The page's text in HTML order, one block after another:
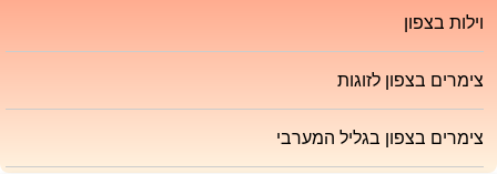
וילות בצפון
צימרים בצפון לזוגות
צימרים בצפון בגליל המערבי